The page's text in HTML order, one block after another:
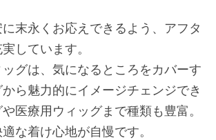
末永くお応えできるよう、アフタ
しています。
グは、気になるところをカバーす
ら魅力的にイメージチェンジでき
医療用ウィッグまで種類も豊富。
な着け心地が自慢です。